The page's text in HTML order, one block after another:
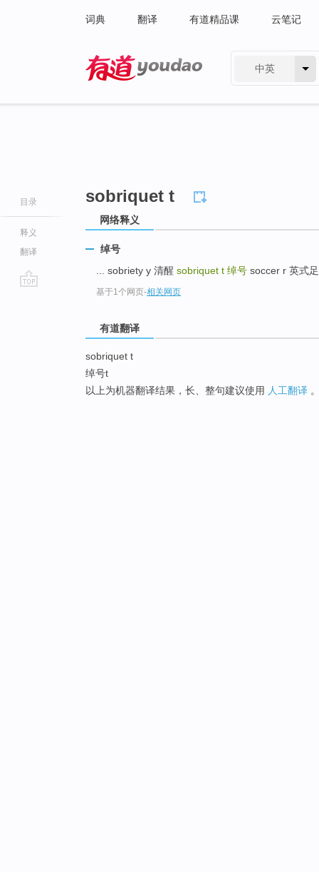
词典 翻译 有道精品课 云笔记
中英
目录
释义
翻译
sobriquet t
网络释义
绰号
... sobriety y 清醒 sobriquet t 绰号 soccer r 英式
基于1个网页-相关网页
有道翻译
sobriquet t
绰号t
以上为机器翻译结果，长、整句建议使用 人工翻译